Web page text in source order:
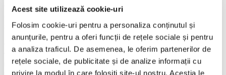
Acest site utilizează cookie-uri
Folosim cookie-uri pentru a personaliza conținutul și
anunțurile, pentru a oferi funcții de rețele sociale și pentru
a analiza traficul. De asemenea, le oferim partenerilor de
rețele sociale, de publicitate și de analize informații cu
privire la modul în care folosiți site-ul nostru. Aceștia le
where two young women, Rodica and Ioana, are put in
situations that test their self-confidence, friendship, and
faith,
with the appearance of the charming Luca, with Ioana's
wallet. This
man is a good psychologist, he even knows Reiki, but will he